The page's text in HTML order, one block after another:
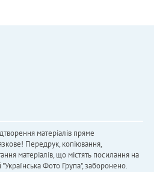
матеріалів пряме
Передрук, копіювання,
матеріалів, що містять посилання на
Фото Група", заборонено.